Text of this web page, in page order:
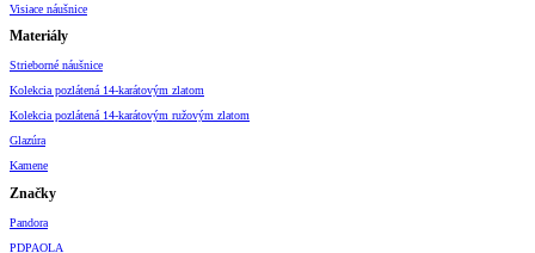
Visiace náušnice
Materiály
Strieborné náušnice
Kolekcia pozlátená 14-karátovým zlatom
Kolekcia pozlátená 14-karátovým ružovým zlatom
Glazúra
Kamene
Značky
Pandora
PDPAOLA